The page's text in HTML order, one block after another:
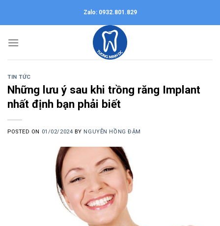
Zalo: 0932.801.829
TIN TỨC
Những lưu ý sau khi trồng răng Implant
nhất định bạn phải biết
POSTED ON 01/02/2024 BY NGUYỄN HỒNG ĐẬM